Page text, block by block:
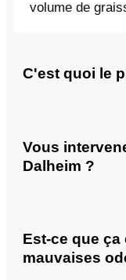
volume de
C'est quoi le
Vous
Dalheim ?
Est-ce que ça
mauvaises